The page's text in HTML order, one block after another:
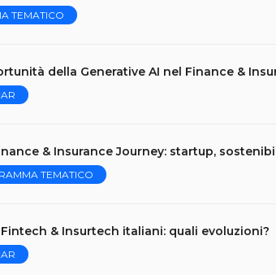
TEMATICO
della Generative AI nel Finance &
& Insurance Journey: startup,
TEMATICO
& Insurtech italiani: quali evoluzioni?